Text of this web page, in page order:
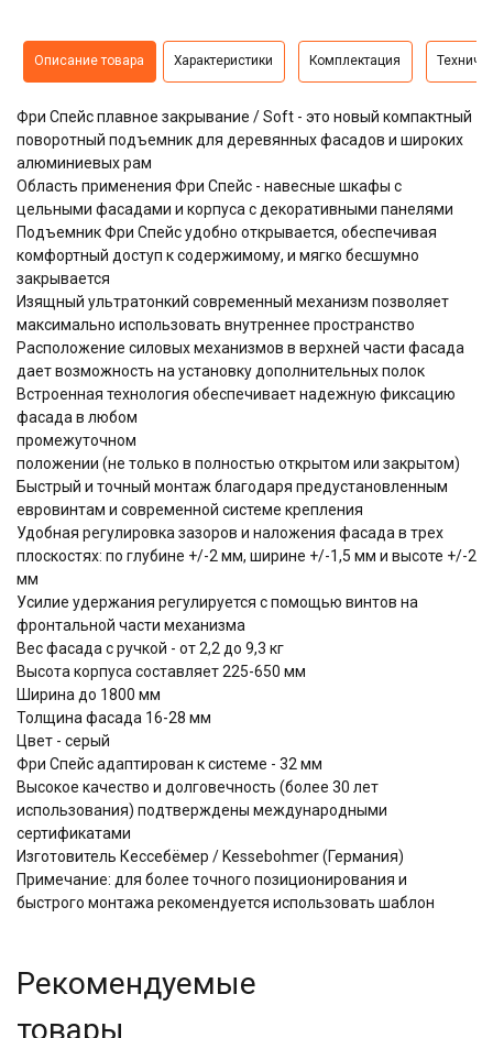
Описание товара Характеристики Комплектация
Фри Спейс плавное закрывание / Soft - это новый компактный
поворотный подъемник для деревянных фасадов и широких
алюминиевых рам
Область применения Фри Спейс - навесные шкафы с
цельными фасадами и корпуса с декоративными панелями
Подъемник Фри Спейс удобно открывается, обеспечивая
комфортный доступ к содержимому, и мягко бесшумно
закрывается
Изящный ультратонкий cовременный механизм позволяет
максимально использовать внутреннее пространство
Расположение силовых механизмов в верхней части фасада
дает возможность на установку дополнительных полок
Встроенная технология обеспечивает надежную фиксацию
фасада в любом
промежуточном
положении (не только в полностью открытом или закрытом)
Быстрый и точный монтаж благодаря предустановленным
евровинтам и современной системе крепления
Удобная регулировка зазоров и наложения фасада в трех
плоскостях: по глубине +/-2 мм, ширине +/-1,5 мм и высоте +/-2
мм
Усилие удержания регулируется с помощью винтов на
фронтальной части механизма
Вес фасада с ручкой - от 2,2 до 9,3 кг
Высота корпуса составляет 225-650 мм
Ширина до 1800 мм
Толщина фасада 16-28 мм
Цвет - серый
Фри Спейс адаптирован к системе - 32 мм
Высокое качество и долговечность (более 30 лет
использования) подтверждены международными
сертификатами
Изготовитель Кессебёмер / Kessebohmer (Германия)
Примечание: для более точного позиционирования и
быстрого монтажа рекомендуется использовать шаблон
Рекомендуемые
товары